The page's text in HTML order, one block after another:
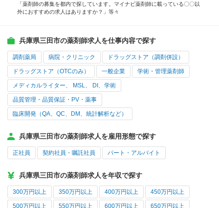
「薬剤師の募集を都内で探しています。マイナビ薬剤師に載っている〇〇以
外におすすめの求人はありますか？」等々
兵庫県三田市の薬剤師求人を仕事内容で探す
調剤薬局 病院・クリニック ドラッグストア（調剤併設）
ドラッグストア（OTCのみ） 一般企業 学術・管理薬剤師
メディカルライター、 MSL、 DI、学術
品質管理・品質保証・PV・薬事
臨床開発（QA、QC、DM、統計解析など）
兵庫県三田市の薬剤師求人を雇用形態で探す
正社員 契約社員・嘱託社員 パート・アルバイト
兵庫県三田市の薬剤師求人を年収で探す
300万円以上 350万円以上 400万円以上 450万円以上
500万円以上 550万円以上 600万円以上 650万円以上